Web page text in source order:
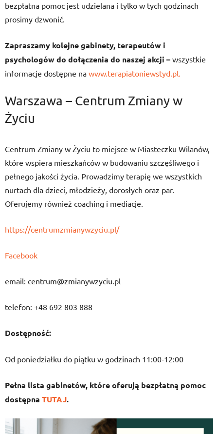
bezpłatna pomoc jest udzielana i tylko w tych godzinach
prosimy dzwonić.
Zapraszamy kolejne gabinety, terapeutów i
psychologów do dołączenia do naszej akcji – wszystkie
informacje dostępne na www.terapiatoniewstyd.pl.
Warszawa – Centrum Zmiany w
Życiu
Centrum Zmiany w Życiu to miejsce w Miasteczku Wilanów,
które wspiera mieszkańców w budowaniu szczęśliwego i
pełnego jakości życia. Prowadzimy terapię we wszystkich
nurtach dla dzieci, młodzieży, dorosłych oraz par.
Oferujemy również coaching i mediacje.
https://centrumzmianywzyciu.pl/
Facebook
email: centrum@zmianywzyciu.pl
telefon: +48 692 803 888
Dostępność:
Od poniedziałku do piątku w godzinach 11:00-12:00
Pełna lista gabinetów, które oferują bezpłatną pomoc
dostępna TUTAJ.